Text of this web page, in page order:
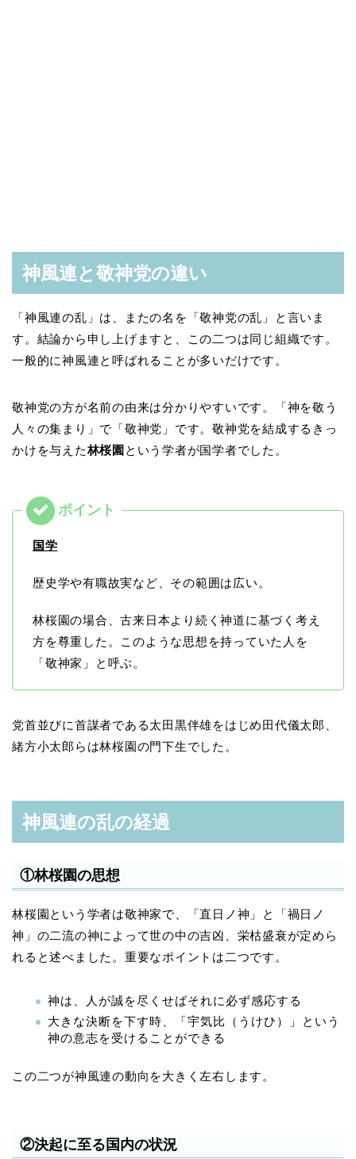
神風連と敬神党の違い
「神風連の乱」は、またの名を「敬神党の乱」と言いま
す。結論から申し上げますと、この二つは同じ組織です。
一般的に神風連と呼ばれることが多いだけです。
敬神党の方が名前の由来は分かりやすいです。「神を敬う
人々の集まり」で「敬神党」です。敬神党を結成するきっ
かけを与えた林桜園 という学者が国学者でした。
国学
歴史学や有職故実など、その範囲は広い。
林桜園の場合、古来日本より続く神道に基づく考え
方を尊重した。このような思想を持っていた人を
「敬神家」と呼ぶ。
党首並びに首謀者である太田黒伴雄をはじめ田代儀太郎、
緒方小太郎らは林桜園の門下生でした。
神風連の乱の経過
①林桜園の思想
林桜園という学者は敬神家で、「直日ノ神」と「禍日ノ
神」の二流の神によって世の中の吉凶、栄枯盛衰が定めら
れると述べました。重要なポイントは二つです。
神は、人が誠を尽くせばそれに必ず感応する
大きな決断を下す時、「宇気比（うけひ）」という
神の意志を受けることができる
この二つが神風連の動向を大きく左右します。
②決起に至る国内の状況